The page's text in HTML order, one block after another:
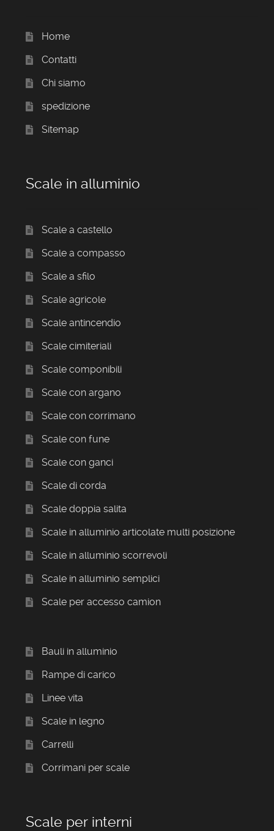
Home
Contatti
Chi siamo
spedizione
Sitemap
Scale in alluminio
Scale a castello
Scale a compasso
Scale a sfilo
Scale agricole
Scale antincendio
Scale cimiteriali
Scale componibili
Scale con argano
Scale con corrimano
Scale con fune
Scale con ganci
Scale di corda
Scale doppia salita
Scale in alluminio articolate multi posizione
Scale in alluminio scorrevoli
Scale in alluminio semplici
Scale per accesso camion
Bauli in alluminio
Rampe di carico
Linee vita
Scale in legno
Carrelli
Corrimani per scale
Scale per interni